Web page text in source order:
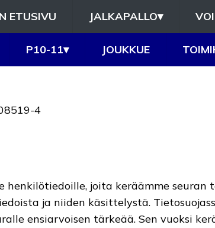
ETUSIVU JALKAPALLO▾
P10-11▾ JOUKKUE
4
joita keräämme
ja niiden käsittelystä.
ensiarvoisen tärkeää. Sen vuoksi